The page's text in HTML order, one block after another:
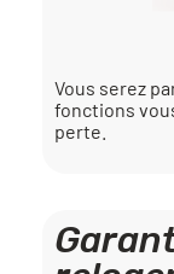
Vous serez
fonctions
perte.